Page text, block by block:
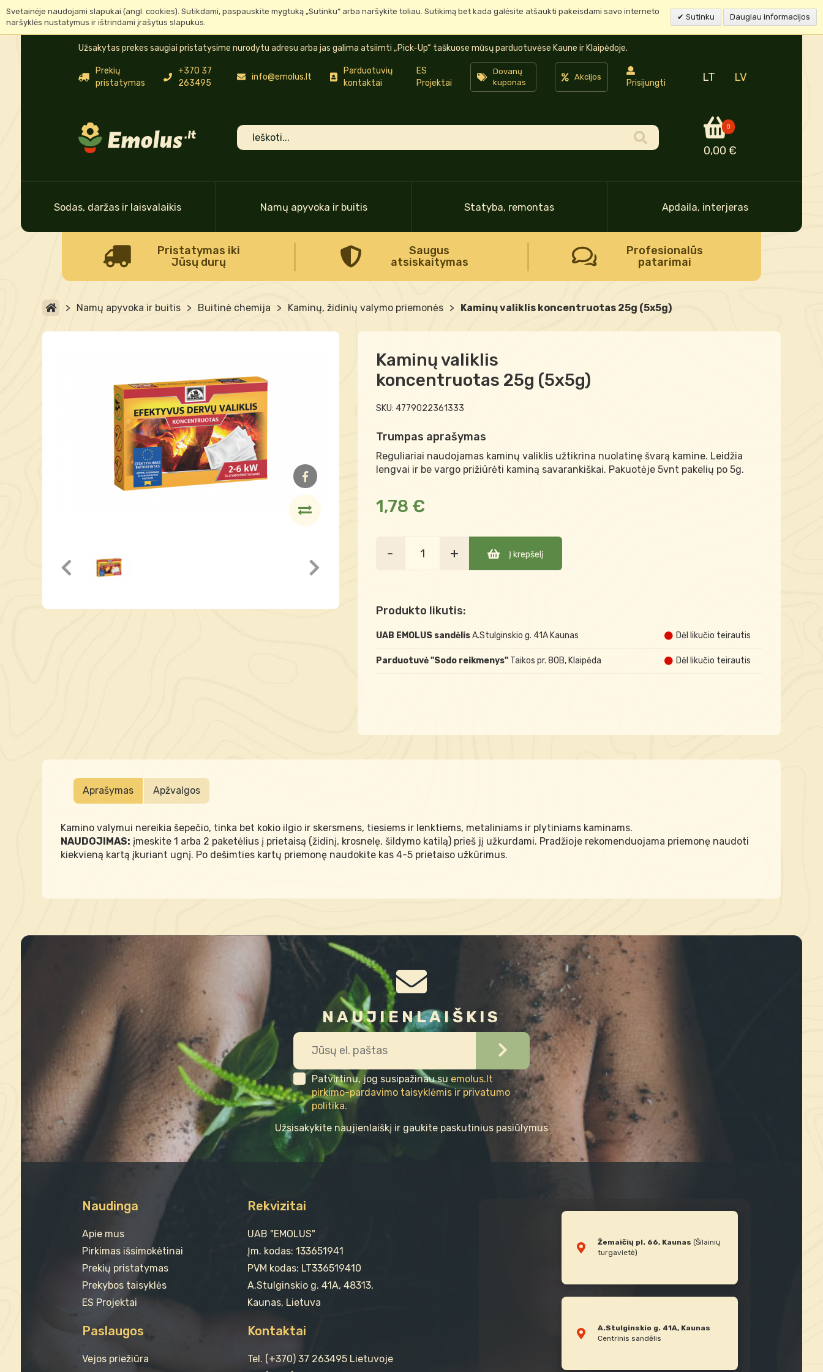
Svetainėje naudojami slapukai (angl. cookies). Sutikdami, paspauskite mygtuką „Sutinku“ arba naršykite toliau. Sutikimą bet kada galėsite atšaukti pakeisdami savo interneto
naršyklės nustatymus ir ištrindami įrašytus slapukus.
Sutinku Daugiau informacijos
Užsakytas prekes saugiai pristatysime nurodytu adresu arba jas galima atsiimti „Pick-Up“ taškuose mūsų parduotuvėse Kaune ir Klaipėdoje.
Prekių
pristatymas
+370 37
263495
info@emolus.lt
Parduotuvių
kontaktai
ES
Projektai
Dovanų
kuponas
Akcijos
Prisijungti LT LV
0
0,00 €
Sodas, daržas ir laisvalaikis Namų apyvoka ir buitis Statyba, remontas Apdaila, interjeras
Pristatymas iki
Jūsų durų
Saugus
atsiskaitymas
Profesionalūs
patarimai
> Namų apyvoka ir buitis > Buitinė chemija > Kaminų, židinių valymo priemonės > Kaminų valiklis koncentruotas 25g (5x5g)
Kaminų valiklis
koncentruotas 25g (5x5g)
SKU: 4779022361333
Trumpas aprašymas
Reguliariai naudojamas kaminų valiklis užtikrina nuolatinę švarą kamine. Leidžia
lengvai ir be vargo prižiūrėti kaminą savarankiškai. Pakuotėje 5vnt pakelių po 5g.
1,78 €
- + Į krepšelį
Produkto likutis:
UAB EMOLUS sandėlisA.Stulginskio g. 41A Kaunas Dėl likučio teirautis
Parduotuvė "Sodo reikmenys" Taikos pr. 80B, Klaipėda Dėl likučio teirautis
Aprašymas Apžvalgos
Kamino valymui nereikia šepečio, tinka bet kokio ilgio ir skersmens, tiesiems ir lenktiems, metaliniams ir plytiniams kaminams.
NAUDOJIMAS: įmeskite 1 arba 2 paketėlius į prietaisą (židinį, krosnelę, šildymo katilą) prieš jį užkurdami. Pradžioje rekomenduojama priemonę naudoti
kiekvieną kartą įkuriant ugnį. Po dešimties kartų priemonę naudokite kas 4-5 prietaiso užkūrimus.
NAUJIENLAIŠKIS
Patvirtinu, jog susipažinau su emolus.lt
pirkimo-pardavimo taisyklėmis ir privatumo
politika.
Užsisakykite naujienlaiškį ir gaukite paskutinius pasiūlymus
Naudinga
Apie mus
Pirkimas išsimokėtinai
Prekių pristatymas
Prekybos taisyklės
ES Projektai
Rekvizitai
UAB "EMOLUS"
Įm. kodas: 133651941
PVM kodas: LT336519410
A.Stulginskio g. 41A, 48313,
Kaunas, Lietuva
Paslaugos
Vejos priežiūra
Kontaktai
Tel. (+370) 37 263495 Lietuvoje
Žemaičių pl. 66, Kaunas (Šilainių
turgavietė)
A.Stulginskio g. 41A, Kaunas
Centrinis sandėlis